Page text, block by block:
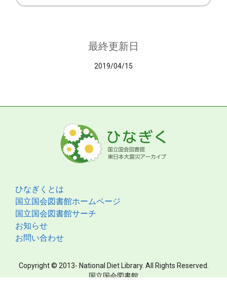
最終更新日
2019/04/15
ひなぎくとは
国立国会図書館ホームページ
国立国会図書館サーチ
お知らせ
お問い合わせ
Copyright © 2013- National Diet Library. All Rights Reserved.